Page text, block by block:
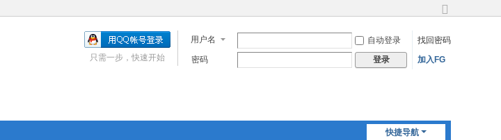
换
到
宽
用户名 自动登录
找回密码
密码
登录 加入FG
只需一步，快速开始
快捷导航